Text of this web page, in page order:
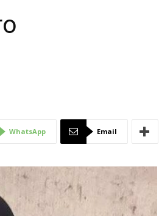
Mantova
WhatsApp Email